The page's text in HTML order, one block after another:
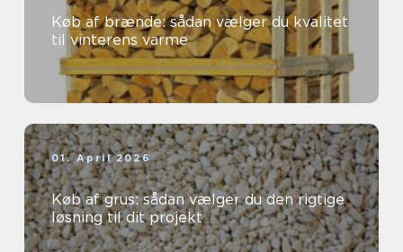
Køb af brænde: sådan vælger du kvalitet
til vinterens varme
01. April 2026
Køb af grus: sådan vælger du den rigtige
løsning til dit projekt